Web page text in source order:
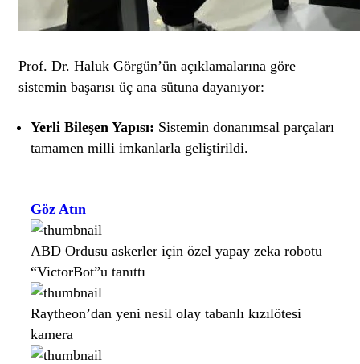
Prof. Dr. Haluk Görgün’ün açıklamalarına göre
sistemin başarısı üç ana sütuna dayanıyor:
Yerli Bileşen Yapısı: Sistemin donanımsal parçaları
tamamen milli imkanlarla geliştirildi.
Göz Atın
ABD Ordusu askerler için özel yapay zeka robotu
“VictorBot”u tanıttı
Raytheon’dan yeni nesil olay tabanlı kızılötesi
kamera